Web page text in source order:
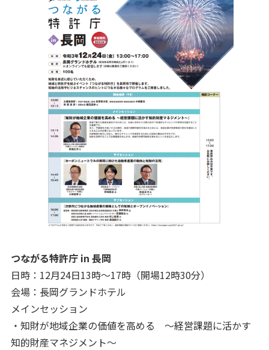
つながる特許庁 in 長岡
日時：12月24日13時～17時（開場12時30分）
会場：長岡グランドホテル
メインセッション
・知財が地域企業の価値を高める ～経営課題に活かす
知的財産マネジメント～